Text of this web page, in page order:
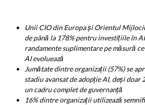
Unii CIO din Europa și Orientul
de până la 178% pentru investițiile în
randamente suplimentare pe măsură
AI evoluează
Jumătate dintre organizații (57%) se
stadiu avansat de adopție AI, deși doar
un cadru complet de guvernanță
16% dintre organizații utilizează